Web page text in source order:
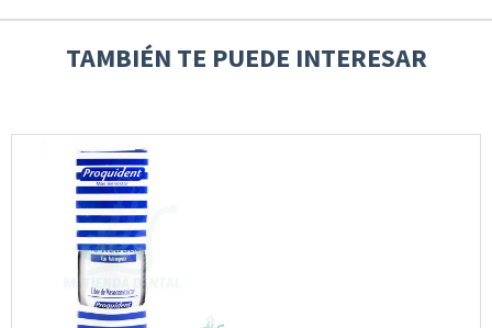
TAMBIÉN TE PUEDE INTERESAR